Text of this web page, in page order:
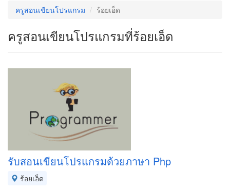
ครูสอนเขียนโปรแกรม ร้อยเอ็ด
ครูสอนเขียนโปรแกรมที่ร้อยเอ็ด
รับสอนเขียนโปรแกรมด้วยภาษา Php
ร้อยเอ็ด